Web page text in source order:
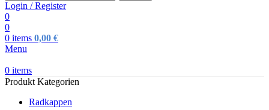
Login / Register
0
0
0 items 0,00 €
Menu
0 items
Produkt Kategorien
Radkappen